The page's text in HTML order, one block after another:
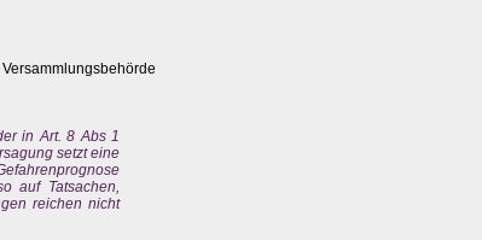
in Art. 8 Abs 1
setzt eine
auf Tatsachen,
reichen nicht